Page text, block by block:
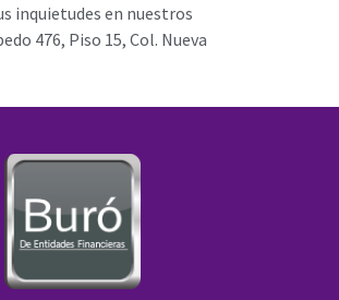
inquietudes en nuestros
476, Piso 15, Col. Nueva